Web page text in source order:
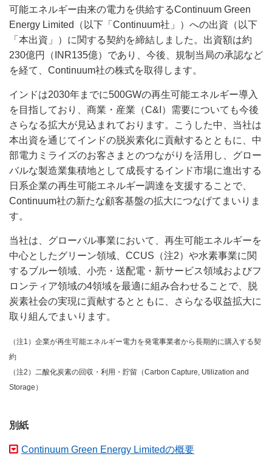
可能エネルギー由来の電力を供給するContinuum Green
Energy Limited（以下「Continuum社」）への出資（以下
「本出資」）に関する契約を締結しました。出資額は約
230億円（INR135億）であり、今後、規制当局の承認など
を経て、Continuum社の株式を取得します。
インドは2030年までに500GWの再生可能エネルギー導入
を目指しており、商業・産業（C&I）需要についても今後
さらなる拡大が見込まれております。こうした中、当社は
本出資を通じてインドの脱炭素化に貢献するとともに、中
部電力ミライズのお客さまとのつながりを活用し、グロー
バルな製造業集積地として成長するインド市場に進出する
日系企業の再生可能エネルギー調達を支援することで、
Continuum社の新たな顧客基盤の拡大につなげてまいりま
す。
当社は、グローバル事業において、再生可能エネルギーを
中心としたグリーン領域、CCUS（注2）や水素事業に関
するブルー領域、小売・送配電・新サービス領域およびフ
ロンティア領域の4領域を最適に組み合わせることで、脱
炭素社会の実現に貢献するとともに、さらなる収益拡大に
取り組んでまいります。
（注1）企業が再生可能エネルギー電力を発電事業者から長期的に購入する契
約
（注2）二酸化炭素の回収・利用・貯留（Carbon Capture, Utilization and
Storage）
別紙
Continuum Green Energy Limitedの概要